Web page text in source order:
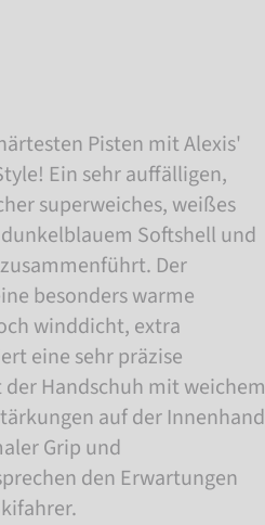
Pisten mit Alexis'
Ein sehr auffälligen,
superweiches, weißes
Softshell und
Der
besonders warme
winddicht, extra
eine sehr präzise
Handschuh mit weichem
auf der Innenhand
Grip und
den Erwartungen